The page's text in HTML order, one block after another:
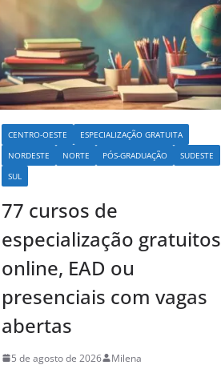
CENTRO-OESTE
ESPECIALIZAÇÃO GRATUITA
NORDESTE
NORTE PÓS-GRADUAÇÃO
SUDESTE
SUL
77 cursos de
especialização gratuitos
online, EAD ou
presenciais com vagas
abertas
5 de agosto de 2026 Milena